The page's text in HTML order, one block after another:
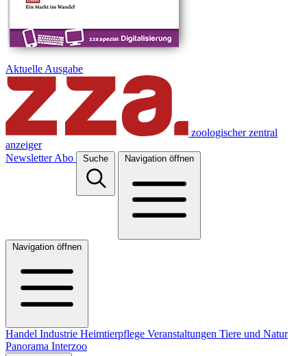
Aktuelle Ausgabe
zoologischer zentral
anzeiger
Newsletter Abo Suche Navigation öffnen
Navigation öffnen
Handel Industrie Heimtierpflege Veranstaltungen Tiere und Natur
Panorama Interzoo